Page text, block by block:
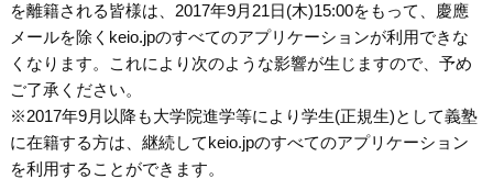
を離籍される皆様は、2017年9月21日(木)15:00をもって、慶應
メールを除くkeio.jpのすべてのアプリケーションが利用できな
くなります。これにより次のような影響が生じますので、予め
ご了承ください。
※2017年9月以降も大学院進学等により学生(正規生)として義塾
に在籍する方は、継続してkeio.jpのすべてのアプリケーション
を利用することができます。